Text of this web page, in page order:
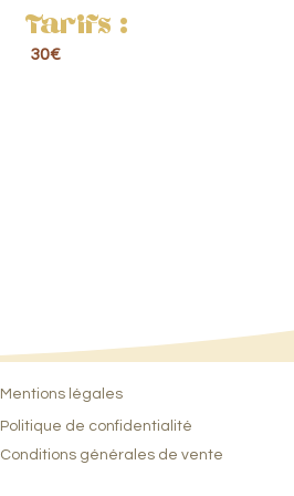
Tarifs :
30€
Mentions légales
Politique de confidentialité
Conditions générales de vente